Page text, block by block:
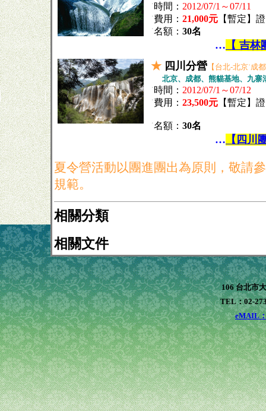
˙時間： 2012/07/1～07/11
˙費用： 21,000元 【暫定】
˙名額： 30名
… 【 吉
★ 四川分營 【台北-北京˙成
北京、成都、熊貓基地、九
˙時間： 2012/07/1～07/12
˙費用： 23,500元 【暫定】
˙名額： 30名
… 【四川
夏令營活動以團進團出為原則，敬請
規範。
相關分類
相關文件
106 台北市
TEL：02-
eMAIL